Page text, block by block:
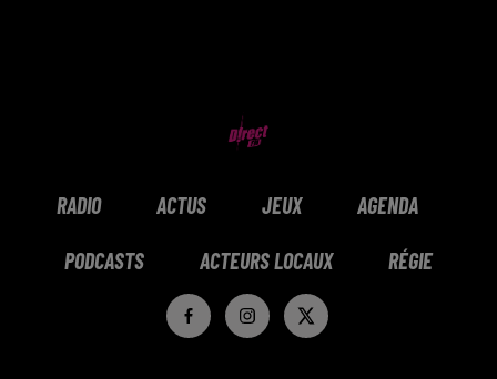
RADIO ACTUS JEUX AGENDA
PODCASTS ACTEURS LOCAUX RÉGIE